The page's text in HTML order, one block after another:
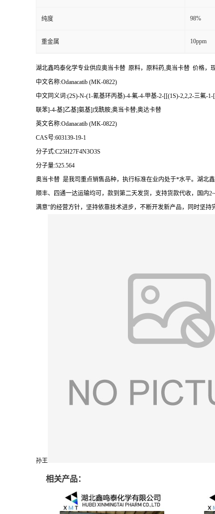
纯度 98%
重金属 10ppm
湖北鑫鸣泰化学专业供应奥当卡替 原料，原料药,奥当卡替 价格，
中文名称:Odanacatib (MK-0822)
中文同义词:(2S)-N-(1-氰基环丙基)-4-氟-4-甲基-2-[[(1S)-2,2,2-三氟-
联苯]-4-基]乙基]氨基]戊酰胺;奥当卡替;奥达卡替
英文名称:Odanacatib (MK-0822)
CAS号:603139-19-1
分子式:C25H27F4N3O3S
分子量:525.564
奥当卡替 是我司重点销售品种，执行标准在业内处于*水平。湖北
顺丰、四通一达运输均可，款到第二天发货，支持货款代收，国内
满意”的经营方针，坚持依靠技术进步，不断开发新产品，同时坚
孙王
相关产品：